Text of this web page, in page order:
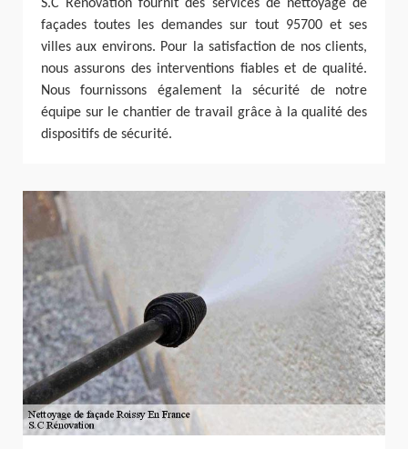
S.C Rénovation fournit des services de nettoyage de
façades toutes les demandes sur tout 95700 et ses
villes aux environs. Pour la satisfaction de nos clients,
nous assurons des interventions fiables et de qualité.
Nous fournissons également la sécurité de notre
équipe sur le chantier de travail grâce à la qualité des
dispositifs de sécurité.